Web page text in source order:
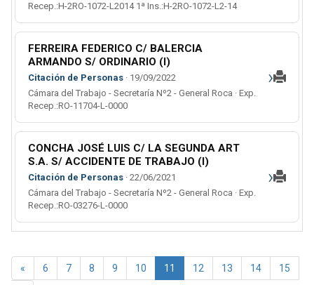
Recep.:H-2RO-1072-L2014 1ª Ins.:H-2RO-1072-L2-14
FERREIRA FEDERICO C/ BALERCIA
ARMANDO S/ ORDINARIO (l)
Citación de Personas · 19/09/2022
Cámara del Trabajo - Secretaría Nº2 - General Roca · Exp.
Recep.:RO-11704-L-0000
›
CONCHA JOSÉ LUIS C/ LA SEGUNDA ART
S.A. S/ ACCIDENTE DE TRABAJO (l)
Citación de Personas · 22/06/2021
Cámara del Trabajo - Secretaría Nº2 - General Roca · Exp.
Recep.:RO-03276-L-0000
›
« 6 7 8 9 10 11 12 13 14 15